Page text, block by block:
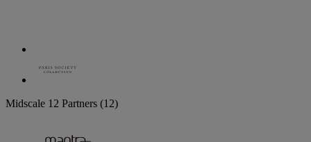
Midscale 12 Partners (12)